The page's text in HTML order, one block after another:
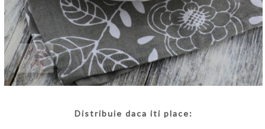
Distribuie daca iti place: